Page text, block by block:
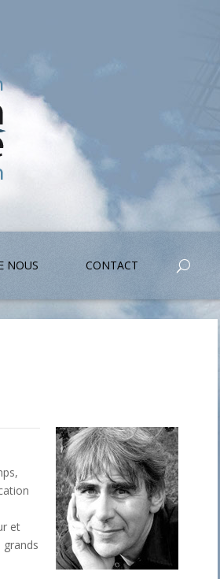
NOUS CONTACT
et